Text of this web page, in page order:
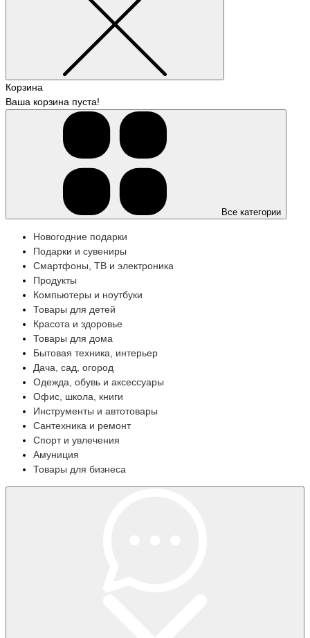
Корзина
Ваша корзина пуста!
Все категории
Новогодние подарки
Подарки и сувениры
Смартфоны, ТВ и электроника
Продукты
Компьютеры и ноутбуки
Товары для детей
Красота и здоровье
Товары для дома
Бытовая техника, интерьер
Дача, сад, огород
Одежда, обувь и аксессуары
Офис, школа, книги
Инструменты и автотовары
Сантехника и ремонт
Спорт и увлечения
Амуниция
Товары для бизнеса